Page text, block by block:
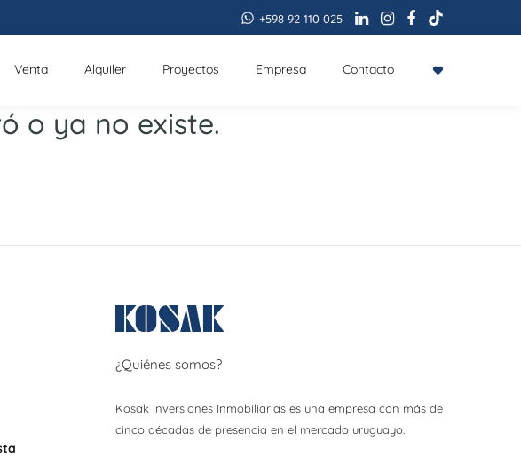
+598 92 110 025
Venta Alquiler Proyectos Empresa Contacto
o ya no existe.
¿Quiénes somos?
Kosak Inversiones Inmobiliarias es una empresa con más de
cinco décadas de presencia en el mercado uruguayo.